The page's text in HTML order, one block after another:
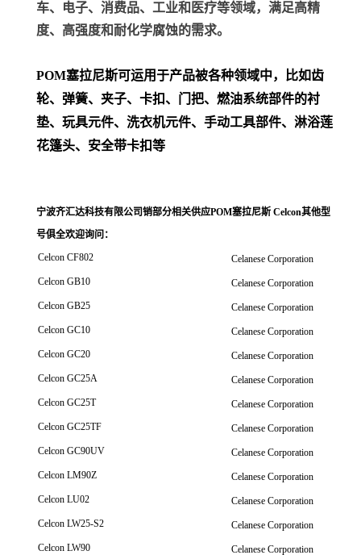
车、电子、消费品、工业和医疗等领域，满足高精
度、高强度和耐化学腐蚀的需求。
POM塞拉尼斯可运用于产品被各种领域中，比如齿
轮、弹簧、夹子、卡扣、门把、 燃油系统部件的衬
垫、玩具元件、洗衣机元件、手动工具部件、淋浴莲
花篷头、安全带卡扣等
宁波齐汇达科技有限公司销部分相关供应POM塞拉尼斯 Celcon其他型
号俱全欢迎询问 ：
Celcon CF802
Celanese Corporation
Celcon GB10
Celanese Corporation
Celcon GB25
Celanese Corporation
Celcon GC10
Celanese Corporation
Celcon GC20
Celanese Corporation
Celcon GC25A
Celanese Corporation
Celcon GC25T
Celanese Corporation
Celcon GC25TF
Celanese Corporation
Celcon GC90UV
Celanese Corporation
Celcon LM90Z
Celanese Corporation
Celcon LU02
Celanese Corporation
Celcon LW25-S2
Celanese Corporation
Celcon LW90
Celanese Corporation